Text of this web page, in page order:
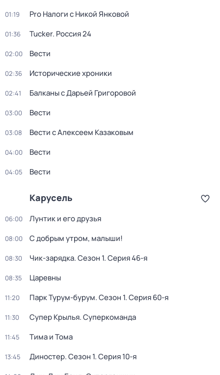
01:19 Pro Налоги с Никой Янковой
01:36 Tucker. Россия 24
02:00 Вести
02:36 Исторические хроники
02:41 Балканы с Дарьей Григоровой
03:00 Вести
03:08 Вести с Алексеем Казаковым
04:00 Вести
04:05 Вести
Карусель
06:00 Лунтик и его друзья
08:00 С добрым утром, малыши!
08:30 Чик-зарядка. Сезон 1. Серия 46-я
08:35 Царевны
11:20 Парк Турум-бурум. Сезон 1. Серия 60-я
11:30 Супер Крылья. Суперкоманда
11:45 Тима и Тома
13:45 Диностер. Сезон 1. Серия 10-я